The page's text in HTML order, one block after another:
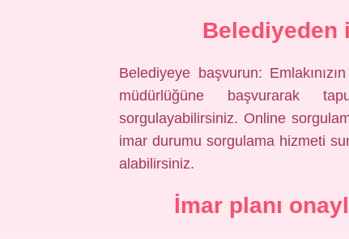
Belediyeden
Belediyeye başvurun:
müdürlüğüne başvurarak
sorgulayabilirsiniz. Online
imar durumu sorgulama hizmeti
alabilirsiniz.
İmar planı